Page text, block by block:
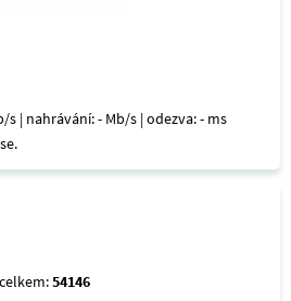
s | nahrávání: - Mb/s | odezva: - ms
54146